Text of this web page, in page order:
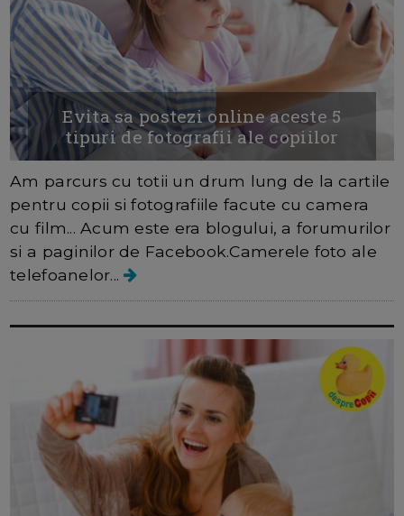
Evita sa postezi online aceste 5
tipuri de fotografii ale copiilor
Am parcurs cu totii un drum lung de la cartile
pentru copii si fotografiile facute cu camera
cu film... Acum este era blogului, a forumurilor
si a paginilor de Facebook.Camerele foto ale
telefoanelor...